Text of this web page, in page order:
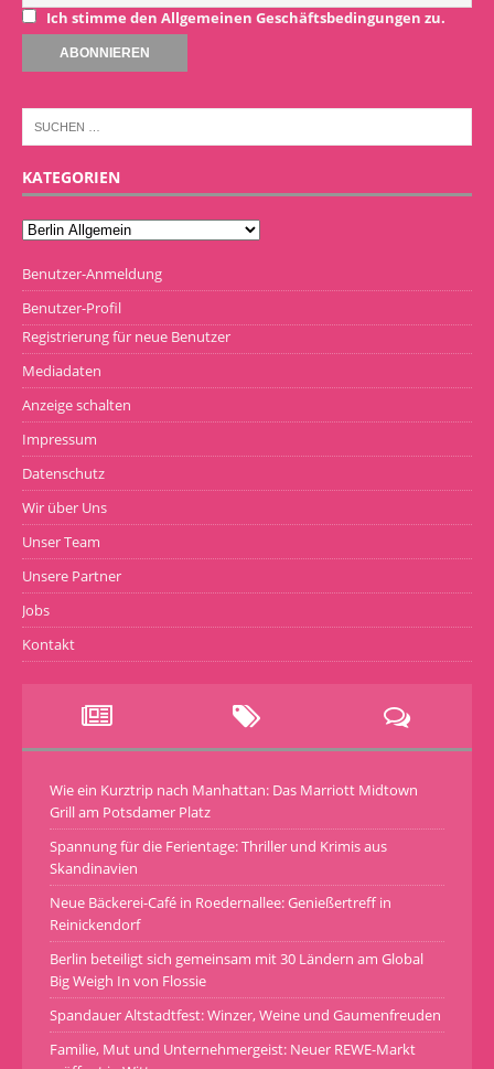
Ich stimme den Allgemeinen Geschäftsbedingungen zu.
KATEGORIEN
Benutzer-Anmeldung
Benutzer-Profil
Registrierung für neue Benutzer
Mediadaten
Anzeige schalten
Impressum
Datenschutz
Wir über Uns
Unser Team
Unsere Partner
Jobs
Kontakt
Wie ein Kurztrip nach Manhattan: Das Marriott Midtown
Grill am Potsdamer Platz
Spannung für die Ferientage: Thriller und Krimis aus
Skandinavien
Neue Bäckerei-Café in Roedernallee: Genießertreff in
Reinickendorf
Berlin beteiligt sich gemeinsam mit 30 Ländern am Global
Big Weigh In von Flossie
Spandauer Altstadtfest: Winzer, Weine und Gaumenfreuden
Familie, Mut und Unternehmergeist: Neuer REWE-Markt